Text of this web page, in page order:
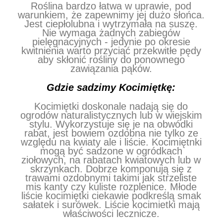
Roślina bardzo łatwa w uprawie, pod
warunkiem, że zapewnimy jej dużo słońca.
Jest ciepłolubna i wytrzymała na suszę.
Nie wymaga żadnych zabiegów
pielęgnacyjnych - jedynie po okresie
kwitnienia warto przyciąć przekwitłe pędy
aby skłonić rośliny do ponownego
zawiązania pąków.
Gdzie sadzimy Kocimiętkę:
Kocimiętki doskonale nadają się do
ogrodów naturalistycznych lub w wiejskim
stylu. Wykorzystuje się je na obwódki
rabat, jest bowiem ozdobna nie tylko ze
względu na kwiaty ale i liście. Kocimiętnki
mogą być sadzone w ogródkach
ziołowych, na rabatach kwiatowych lub w
skrzynkach. Dobrze komponują się z
trawami ozdobnymi takimi jak strzeliste
mis kanty czy kuliste rozplenice. Młode
liście kocimiętki ciekawie podkreślą smak
sałatek i surówek. Liście kocimietki mają
właściwości lecznicze.